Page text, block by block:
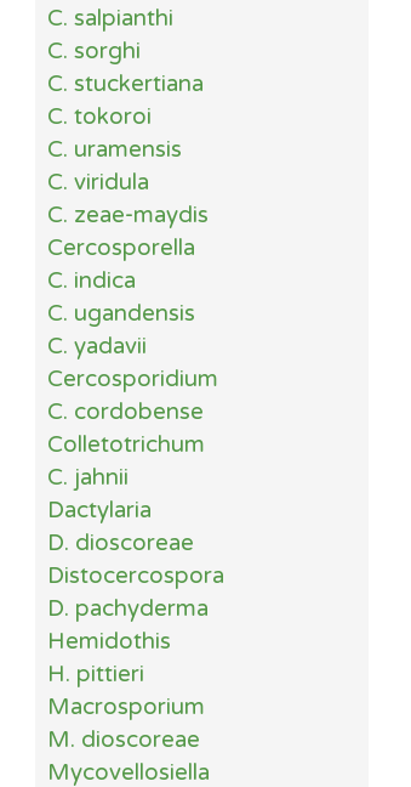
C. salpianthi
C. sorghi
C. stuckertiana
C. tokoroi
C. uramensis
C. viridula
C. zeae-maydis
Cercosporella
C. indica
C. ugandensis
C. yadavii
Cercosporidium
C. cordobense
Colletotrichum
C. jahnii
Dactylaria
D. dioscoreae
Distocercospora
D. pachyderma
Hemidothis
H. pittieri
Macrosporium
M. dioscoreae
Mycovellosiella